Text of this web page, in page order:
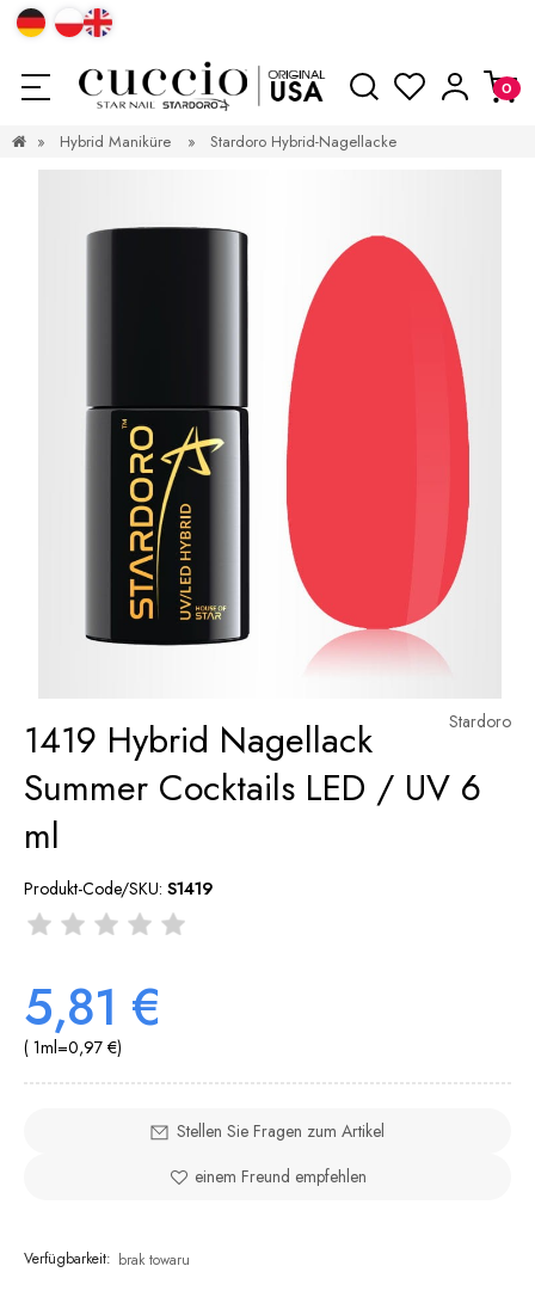
» Hybrid Maniküre » Stardoro Hybrid-Nagellacke
Stardoro
1419 Hybrid Nagellack
Summer Cocktails LED / UV 6
ml
Produkt-Code/SKU: S1419
5,81 €
( 1ml=0,97 €)
Stellen Sie Fragen zum Artikel
einem Freund empfehlen
Verfügbarkeit: brak towaru